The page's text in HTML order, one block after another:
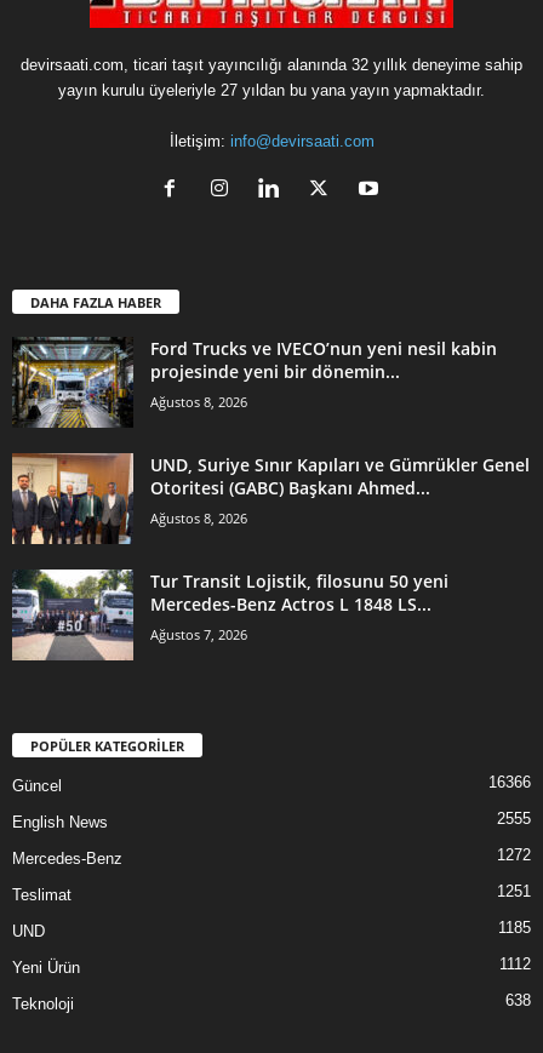
devirsaati.com, ticari taşıt yayıncılığı alanında 32 yıllık deneyime sahip
yayın kurulu üyeleriyle 27 yıldan bu yana yayın yapmaktadır.
İletişim: info@devirsaati.com
DAHA FAZLA HABER
Ford Trucks ve IVECO’nun yeni nesil kabin
projesinde yeni bir dönemin...
Ağustos 8, 2026
UND, Suriye Sınır Kapıları ve Gümrükler Genel
Otoritesi (GABC) Başkanı Ahmed...
Ağustos 8, 2026
Tur Transit Lojistik, filosunu 50 yeni
Mercedes-Benz Actros L 1848 LS...
Ağustos 7, 2026
POPÜLER KATEGORİLER
Güncel 16366
English News 2555
Mercedes-Benz 1272
Teslimat 1251
UND 1185
Yeni Ürün 1112
Teknoloji 638